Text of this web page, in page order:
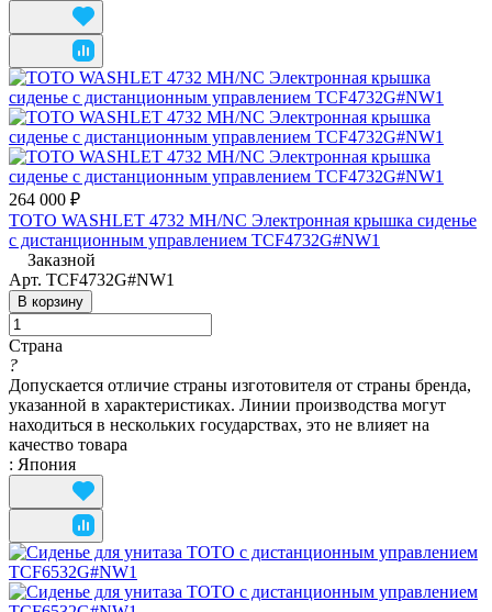
264 000 ₽
TOTO WASHLET 4732 MH/NC Электронная крышка сиденье
с дистанционным управлением TCF4732G#NW1
Заказной
Арт. TCF4732G#NW1
В корзину
Страна
?
Допускается отличие страны изготовителя от страны бренда,
указанной в характеристиках. Линии производства могут
находиться в нескольких государствах, это не влияет на
качество товара
: Япония